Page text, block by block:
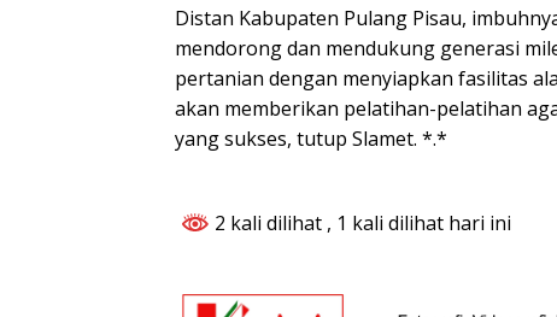
Distan Kabupaten Pulang Pisau,
mendorong dan mendukung generasi
pertanian dengan menyiapkan fasilitas
akan memberikan pelatihan-pelatihan
yang sukses, tutup Slamet. *.*
2 kali dilihat , 1 kali dilihat hari ini